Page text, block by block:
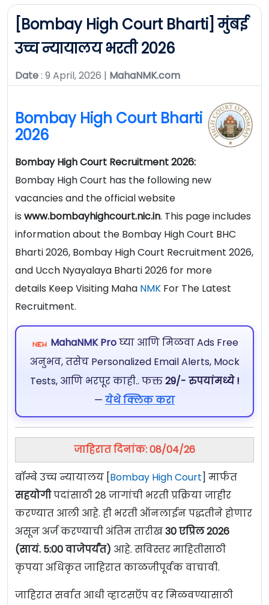
[Bombay High Court Bharti] मुंबई
उच्च न्यायालय भरती 2026
Date: 9 April, 2026 | MahaNMK.com
Bombay High Court Bharti
2026
Bombay High Court Recruitment 2026:
Bombay High Court has the following new
vacancies and the official website
is www.bombayhighcourt.nic.in. This page includes
information about the Bombay High Court BHC
Bharti 2026, Bombay High Court Recruitment 2026,
and Ucch Nyayalaya Bharti 2026 for more
details Keep Visiting Maha NMK For The Latest
Recruitment.
MahaNMK Proघ्या आणि मिळवा Ads Free
अनुभव, तसेच Personalized Email Alerts, Mock
Tests, आणि भरपूर काही.. फक्त29/- रुपयांमध्ये !
— येथे क्लिक करा
जाहिरात दिनांक: 08/04/26
बॉम्बे उच्च न्यायालय [Bombay High Court] मार्फत
सहयोगीपदांसाठी 28 जागांची भरती प्रक्रिया जाहीर
करण्यात आली आहे. ही भरती ऑनलाईन पद्धतीने होणार
असून अर्ज करण्याची अंतिम तारीख30 एप्रिल 2026
(सायं. 5:00 वाजेपर्यंत) आहे. सविस्तर माहितीसाठी
कृपया अधिकृत जाहिरात काळजीपूर्वक वाचावी.
जाहिरात सर्वात आधी व्हाटसऍप वर मिळवण्यासाठी